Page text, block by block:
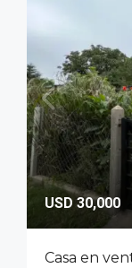
USD 30,000
Casa en